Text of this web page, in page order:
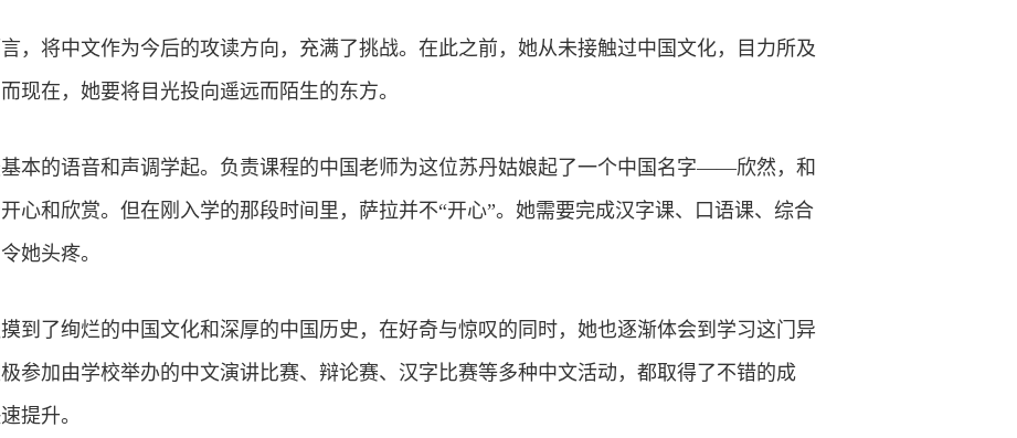
，将中文作为今后的攻读方向，充满了挑战。在此之前，她从未接触过中国文化，目力所及
现在，她要将目光投向遥远而陌生的东方。
本的语音和声调学起。负责课程的中国老师为这位苏丹姑娘起了一个中国名字——欣然，和
心和欣赏。但在刚入学的那段时间里，萨拉并不“开心”。她需要完成汉字课、口语课、综合
她头疼。
到了绚烂的中国文化和深厚的中国历史，在好奇与惊叹的同时，她也逐渐体会到学习这门异
参加由学校举办的中文演讲比赛、辩论赛、汉字比赛等多种中文活动，都取得了不错的成
提升。